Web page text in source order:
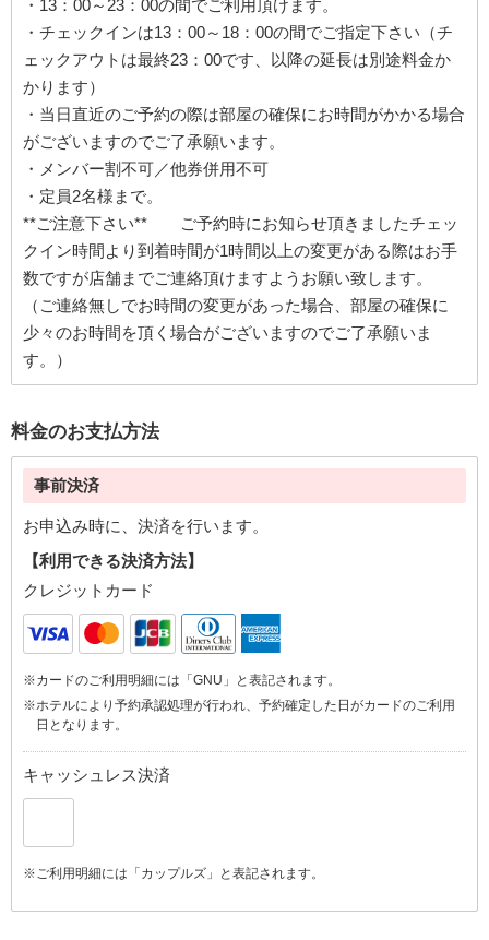
・13：00～23：00の間でご利用頂けます。
・チェックインは13：00～18：00の間でご指定下さい（チ
ェックアウトは最終23：00です、以降の延長は別途料金か
かります）
・当日直近のご予約の際は部屋の確保にお時間がかかる場合
がございますのでご了承願います。
・メンバー割不可／他券併用不可
・定員2名様まで。
**ご注意下さい** ご予約時にお知らせ頂きましたチェッ
クイン時間より到着時間が1時間以上の変更がある際はお手
数ですが店舗までご連絡頂けますようお願い致します。
（ご連絡無しでお時間の変更があった場合、部屋の確保に
少々のお時間を頂く場合がございますのでご了承願いま
す。）
料金のお支払方法
事前決済
お申込み時に、決済を行います。
【利用できる決済方法】
クレジットカード
※カードのご利用明細には「GNU」と表記されます。
※ホテルにより予約承認処理が行われ、予約確定した日がカードのご利用
日となります。
キャッシュレス決済
※ご利用明細には「カップルズ」と表記されます。